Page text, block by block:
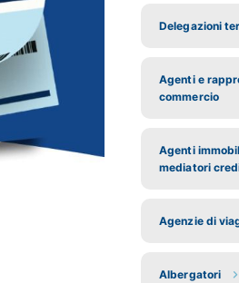
Delegazioni
Agenti e
commercio
Agenti
mediatori
Agenzie di
Albergatori